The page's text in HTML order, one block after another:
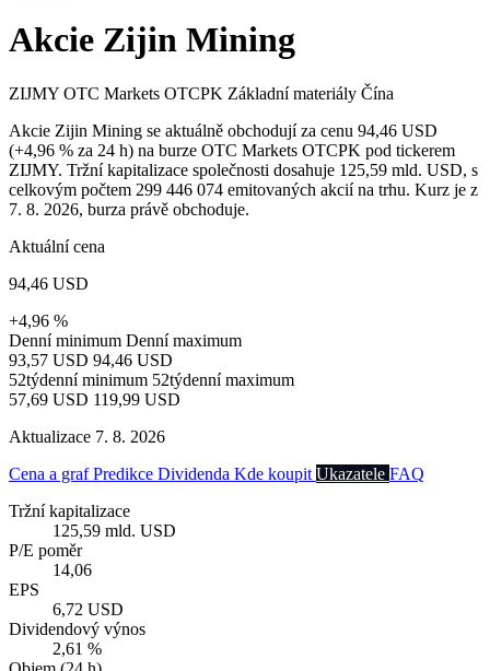
Akcie Zijin Mining
ZIJMY OTC Markets OTCPK Základní materiály Čína
Akcie Zijin Mining se aktuálně obchodují za cenu 94,46 USD
(+4,96 % za 24 h) na burze OTC Markets OTCPK pod tickerem
ZIJMY. Tržní kapitalizace společnosti dosahuje 125,59 mld. USD, s
celkovým počtem 299 446 074 emitovaných akcií na trhu. Kurz je z
7. 8. 2026, burza právě obchoduje.
Aktuální cena
94,46 USD
+4,96 %
Denní minimum Denní maximum
93,57 USD 94,46 USD
52týdenní minimum 52týdenní maximum
57,69 USD 119,99 USD
Aktualizace 7. 8. 2026
Cena a grafPredikce Dividenda Kde koupit Ukazatele FAQ
Tržní kapitalizace
125,59 mld. USD
P/E poměr
14,06
EPS
6,72 USD
Dividendový výnos
2,61 %